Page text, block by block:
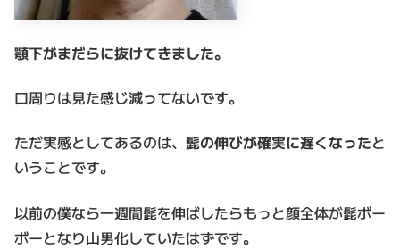
顎下がまだらに抜けてきました。
口周りは見た感じ減ってないです。
ただ実感としてあるのは、 髭の伸びが確実に遅くなったと
いうことです。
以前の僕なら一週間髭を伸ばしたらもっと顔全体が髭ボー
ボーとなり山男化していたはずです。